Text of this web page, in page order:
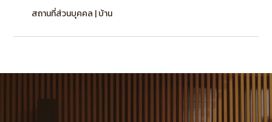
สถานที่ส่วนบุคคล | บ้าน